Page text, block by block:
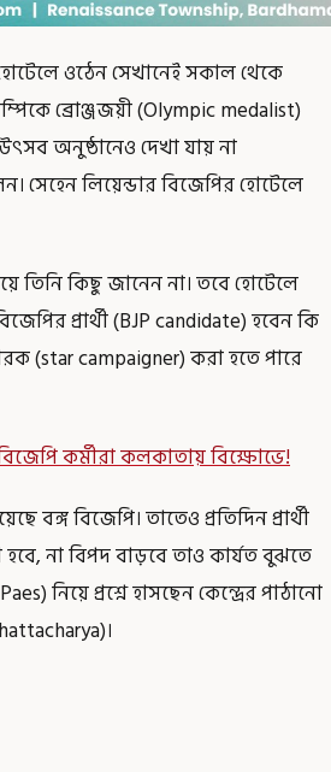
ওঠেন সেখানেই সকাল থেকে
ব্রোঞ্জজয়ী (Olympic medalist)
অনুষ্ঠানেও দেখা যায় না
সেহেন লিয়েন্ডার বিজেপির হোটেলে
তিনি কিছু জানেন না। তবে হোটেলে
প্রার্থী (BJP candidate) হবেন কি
(star campaigner) করা হতে পারে
কর্মীরা কলকাতায় বিক্ষোভে!
বিজেপি। তাতেও প্রতিদিন প্রার্থী
না বিপদ বাড়বে তাও কার্যত বুঝতে
নিয়ে প্রশ্নে হাসছেন কেন্দ্রের পাঠানো